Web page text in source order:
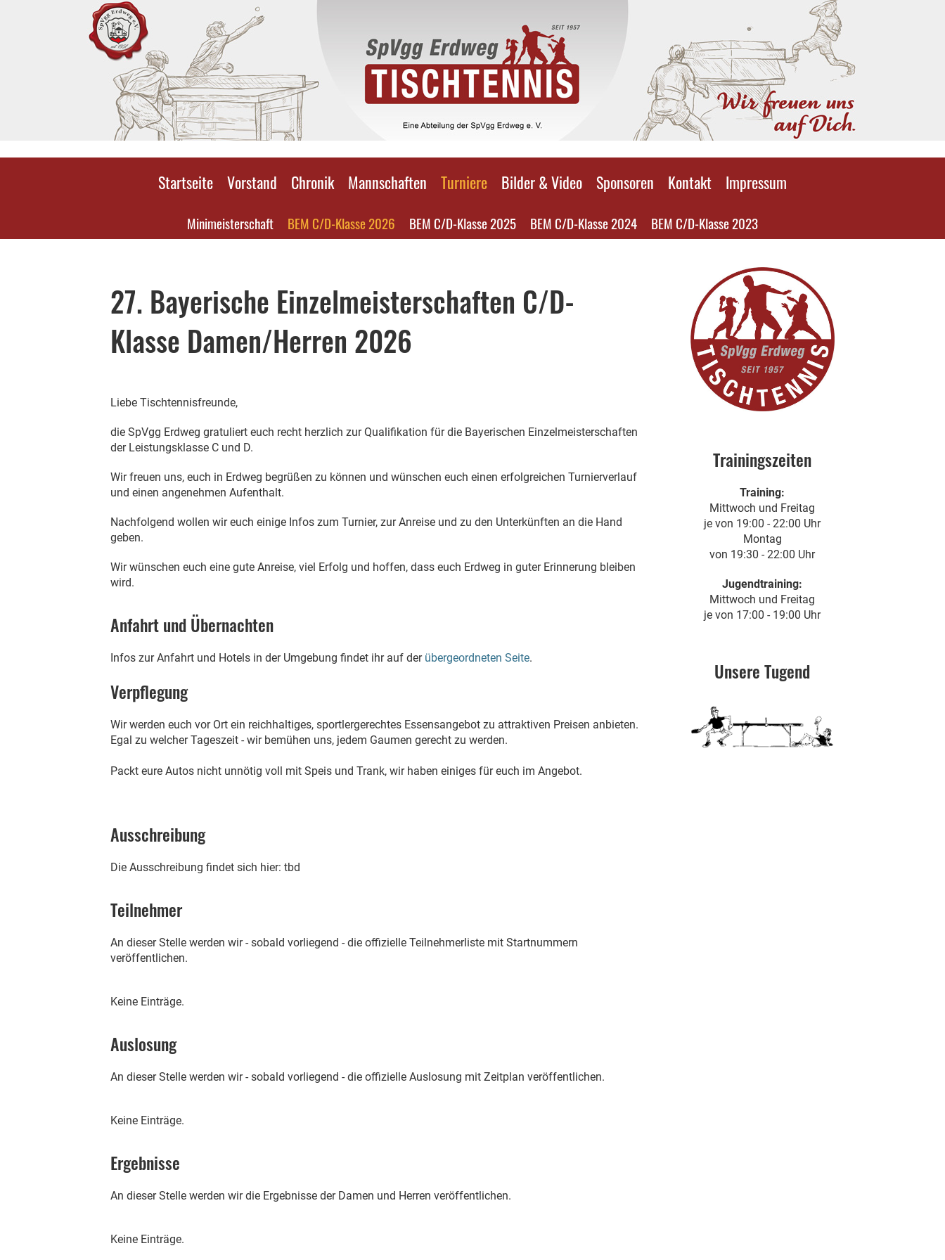
Startseite Vorstand Chronik Mannschaften Turniere Bilder & Video Sponsoren Kontakt Impressum
Minimeisterschaft BEM C/D-Klasse 2026 BEM C/D-Klasse 2025 BEM C/D-Klasse 2024 BEM C/D-Klasse 2023
27. Bayerische Einzelmeisterschaften C/D-
Klasse Damen/Herren 2026
Liebe Tischtennisfreunde,
die SpVgg Erdweg gratuliert euch recht herzlich zur Qualifikation für die Bayerischen Einzelmeisterschaften
der Leistungsklasse C und D.
Wir freuen uns, euch in Erdweg begrüßen zu können und wünschen euch einen erfolgreichen Turnierverlauf
und einen angenehmen Aufenthalt.
Nachfolgend wollen wir euch einige Infos zum Turnier, zur Anreise und zu den Unterkünften an die Hand
geben.
Wir wünschen euch eine gute Anreise, viel Erfolg und hoffen, dass euch Erdweg in guter Erinnerung bleiben
wird.
Anfahrt und Übernachten
Infos zur Anfahrt und Hotels in der Umgebung findet ihr auf der übergeordneten Seite.
Verpflegung
Wir werden euch vor Ort ein reichhaltiges, sportlergerechtes Essensangebot zu attraktiven Preisen anbieten.
Egal zu welcher Tageszeit - wir bemühen uns, jedem Gaumen gerecht zu werden.
Packt eure Autos nicht unnötig voll mit Speis und Trank, wir haben einiges für euch im Angebot.
Ausschreibung
Die Ausschreibung findet sich hier: tbd
Teilnehmer
An dieser Stelle werden wir - sobald vorliegend - die offizielle Teilnehmerliste mit Startnummern
veröffentlichen.
Keine Einträge.
Auslosung
An dieser Stelle werden wir - sobald vorliegend - die offizielle Auslosung mit Zeitplan veröffentlichen.
Keine Einträge.
Ergebnisse
An dieser Stelle werden wir die Ergebnisse der Damen und Herren veröffentlichen.
Keine Einträge.
Trainingszeiten
Training:
Mittwoch und Freitag
je von 19:00 - 22:00 Uhr
Montag
von 19:30 - 22:00 Uhr
Jugendtraining:
Mittwoch und Freitag
je von 17:00 - 19:00 Uhr
Unsere Tugend